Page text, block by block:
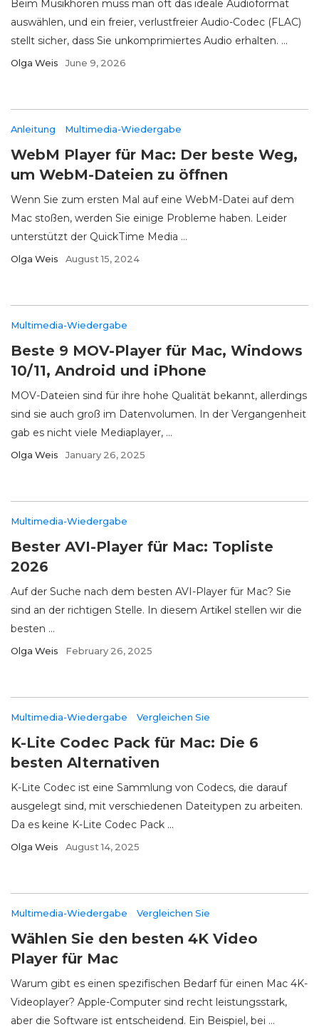
Beim Musikhören muss man oft das ideale Audioformat
auswählen, und ein freier, verlustfreier Audio-Codec (FLAC)
stellt sicher, dass Sie unkomprimiertes Audio erhalten. ...
Olga Weis June 9, 2026
Anleitung Multimedia-Wiedergabe
WebM Player für Mac: Der beste Weg,
um WebM-Dateien zu öffnen
Wenn Sie zum ersten Mal auf eine WebM-Datei auf dem
Mac stoßen, werden Sie einige Probleme haben. Leider
unterstützt der QuickTime Media ...
Olga Weis August 15, 2024
Multimedia-Wiedergabe
Beste 9 MOV-Player für Mac, Windows
10/11, Android und iPhone
MOV-Dateien sind für ihre hohe Qualität bekannt, allerdings
sind sie auch groß im Datenvolumen. In der Vergangenheit
gab es nicht viele Mediaplayer, ...
Olga Weis January 26, 2025
Multimedia-Wiedergabe
Bester AVI-Player für Mac: Topliste
2026
Auf der Suche nach dem besten AVI-Player für Mac? Sie
sind an der richtigen Stelle. In diesem Artikel stellen wir die
besten ...
Olga Weis February 26, 2025
Multimedia-Wiedergabe Vergleichen Sie
K-Lite Codec Pack für Mac: Die 6
besten Alternativen
K-Lite Codec ist eine Sammlung von Codecs, die darauf
ausgelegt sind, mit verschiedenen Dateitypen zu arbeiten.
Da es keine K-Lite Codec Pack ...
Olga Weis August 14, 2025
Multimedia-Wiedergabe Vergleichen Sie
Wählen Sie den besten 4K Video
Player für Mac
Warum gibt es einen spezifischen Bedarf für einen Mac 4K-
Videoplayer? Apple-Computer sind recht leistungsstark,
aber die Software ist entscheidend. Ein Beispiel, bei ...